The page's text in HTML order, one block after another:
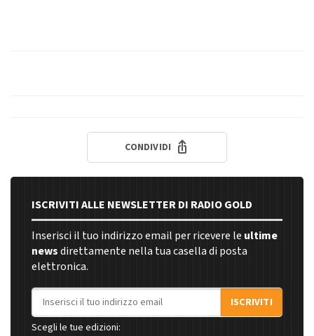
CONDIVIDI
ISCRIVITI ALLE NEWSLETTER DI RADIO GOLD
Inserisci il tuo indirizzo email per ricevere le ultime
newsdirettamente nella tua casella di posta
elettronica.
Indirizzo email
ISCRIVITI
Scegli le tue edizioni: